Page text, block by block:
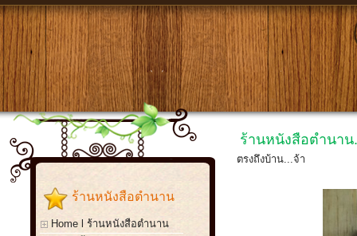
ร้านหนังสือตำนาน
Home l ร้านหนังสือตำนาน
ร้านหนังสือตำนาน
ตรงถึงบ้าน...จ้า